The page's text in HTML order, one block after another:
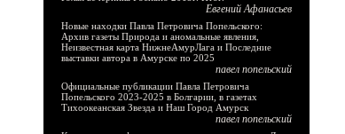
Евгений Афанасьев
Новые находки Павла Петровича Попельского:
Архив газеты Природа и аномальные явления,
Неизвестная карта НижнеАмурЛага и Последние
выставки автора в Амурске по 2025
павел попельский
Официальные публикации Павла Петровича
Попельского 2023-2025 в Болгарии, в газетах
Тихоокеанская Звезда и Наш Город Амурск
павел попельский